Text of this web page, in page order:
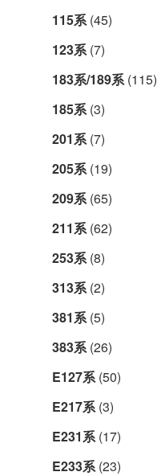
115系(45)
123系(7)
183系/189系(115)
185系(3)
201系(7)
205系(19)
209系(65)
211系(62)
253系(8)
313系(2)
381系(5)
383系(26)
E127系(50)
E217系(3)
E231系(17)
E233系(23)